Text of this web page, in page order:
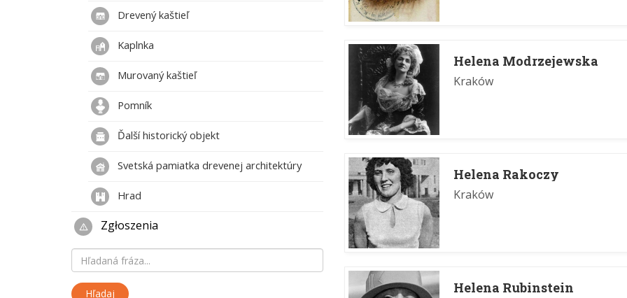
Helena Modrzejewska
Kraków
Helena Rakoczy
Kraków
Helena Rubinstein
Drevený kaštieľ
Kaplnka
Murovaný kaštieľ
Pomník
Ďalší historický objekt
Svetská pamiatka drevenej architektúry
Hrad
Zgłoszenia